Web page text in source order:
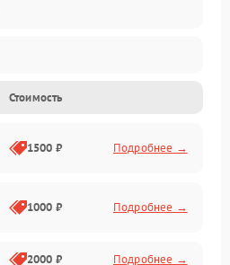
Стоимость
1500 ₽ Подробнее →
1000 ₽ Подробнее →
2000 ₽ Подробнее →